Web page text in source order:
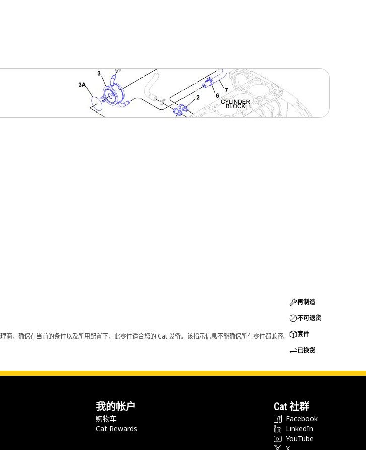
，确保在当前的条件以及所用配置下，此零件适合您的 Cat 设备。该指示信息不能确保所有零件都兼容。
再制造
不可退货
套件
已换货
我的帐户
购物车
Cat Rewards
Cat 社群
Facebook
LinkedIn
YouTube